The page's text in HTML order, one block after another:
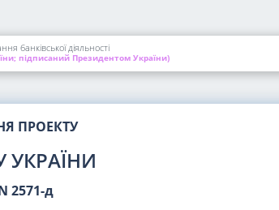
банківської діяльності
підписаний Президентом України)
ПРОЕКТУ
УКРАЇНИ
2571-д